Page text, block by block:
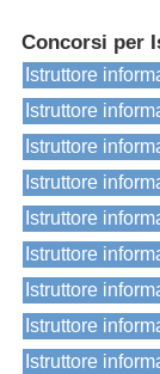
Concorsi per
Istruttore
Istruttore
Istruttore
Istruttore
Istruttore
Istruttore
Istruttore
Istruttore
Istruttore